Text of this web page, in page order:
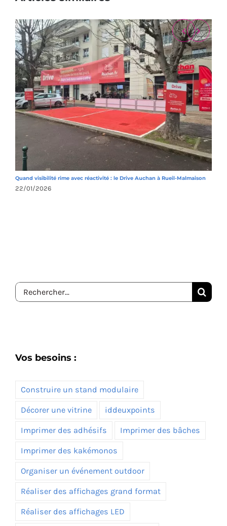
Quand visibilité rime avec réactivité : le Drive Auchan à Rueil-Malmaison
22/01/2026
Rechercher:
Vos besoins :
Construire un stand modulaire
Décorer une vitrine iddeuxpoints
Imprimer des adhésifs Imprimer des bâches
Imprimer des kakémonos
Organiser un événement outdoor
Réaliser des affichages grand format
Réaliser des affichages LED